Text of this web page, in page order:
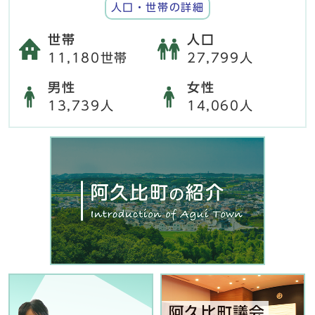
人口・世帯の詳細
世帯
11,180世帯
人口
27,799人
男性
13,739人
女性
14,060人
阿久比町からのお知らせ